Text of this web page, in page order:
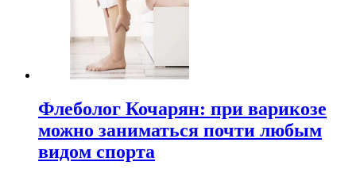
Флеболог Кочарян: при варикозе
можно заниматься почти любым
видом спорта